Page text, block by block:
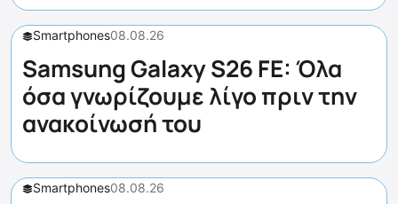
Smartphones08.08.26
Samsung Galaxy S26 FE: Όλα
όσα γνωρίζουμε λίγο πριν την
ανακοίνωσή του
Smartphones08.08.26